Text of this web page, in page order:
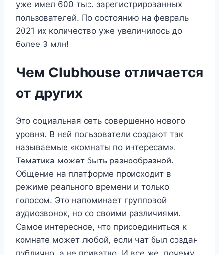
уже имел 600 тыс. зарегистрированных
пользователей. По состоянию на февраль
2021 их количество уже увеличилось до
более 3 млн!
Чем Clubhouse отличается
от других
Это социальная сеть совершенно нового
уровня. В ней пользователи создают так
называемые «комнаты по интересам».
Тематика может быть разнообразной.
Общение на платформе происходит в
режиме реального времени и только
голосом. Это напоминает групповой
аудиозвонок, но со своими различиями.
Самое интересное, что присоединиться к
комнате может любой, если чат был создан